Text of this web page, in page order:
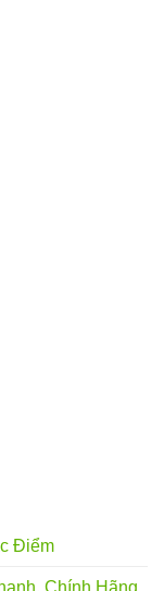
Điểm
Chính Hãng